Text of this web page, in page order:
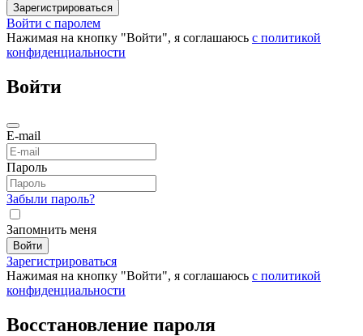
Зарегистрироваться
Войти с паролем
Нажимая на кнопку "Войти", я соглашаюсь с политикой
конфиденциальности
Войти
E-mail
Пароль
Забыли пароль?
Запомнить меня
Войти
Зарегистрироваться
Нажимая на кнопку "Войти", я соглашаюсь с политикой
конфиденциальности
Восстановление пароля